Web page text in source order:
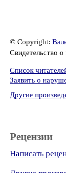
© Copyright:
Свидетельство
Список
Заявить о
Другие
Рецензии
Написать